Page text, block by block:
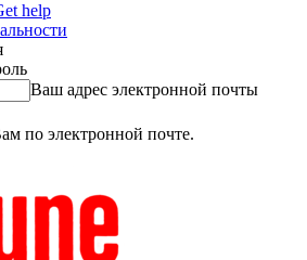
help
Ваш адрес электронной почты
по электронной почте.